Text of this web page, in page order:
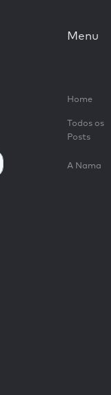
Menu
Home
Todos os
Posts
A Nama